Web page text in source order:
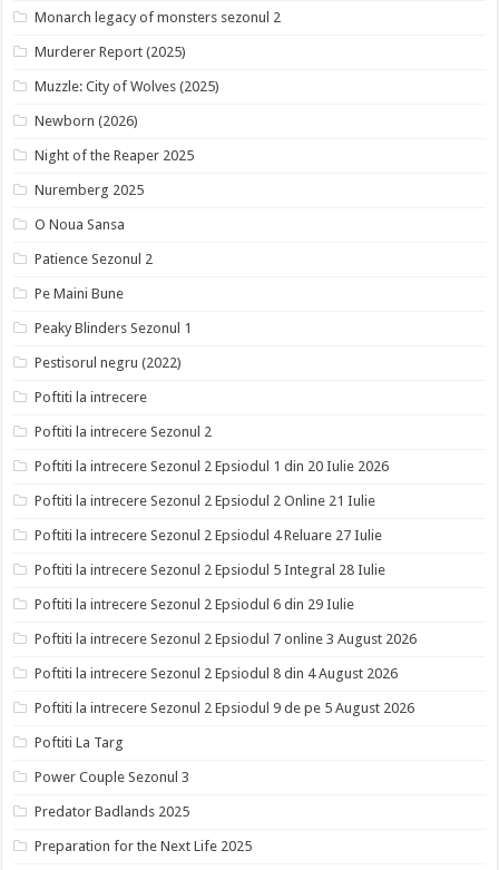
Monarch legacy of monsters sezonul 2
Murderer Report (2025)
Muzzle: City of Wolves (2025)
Newborn (2026)
Night of the Reaper 2025
Nuremberg 2025
O Noua Sansa
Patience Sezonul 2
Pe Maini Bune
Peaky Blinders Sezonul 1
Pestisorul negru (2022)
Poftiti la intrecere
Poftiti la intrecere Sezonul 2
Poftiti la intrecere Sezonul 2 Epsiodul 1 din 20 Iulie 2026
Poftiti la intrecere Sezonul 2 Epsiodul 2 Online 21 Iulie
Poftiti la intrecere Sezonul 2 Epsiodul 4 Reluare 27 Iulie
Poftiti la intrecere Sezonul 2 Epsiodul 5 Integral 28 Iulie
Poftiti la intrecere Sezonul 2 Epsiodul 6 din 29 Iulie
Poftiti la intrecere Sezonul 2 Epsiodul 7 online 3 August 2026
Poftiti la intrecere Sezonul 2 Epsiodul 8 din 4 August 2026
Poftiti la intrecere Sezonul 2 Epsiodul 9 de pe 5 August 2026
Poftiti La Targ
Power Couple Sezonul 3
Predator Badlands 2025
Preparation for the Next Life 2025